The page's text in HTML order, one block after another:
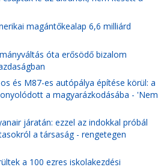
magántőkealap 6,6 milliárd
óta erősödő bizalom
és M87-es autópálya építése körül: a
a magyarázkodásába - 'Nem
járatán: ezzel az indokkal próbál
a társaság - rengetegen
a 100 ezres iskolakezdési